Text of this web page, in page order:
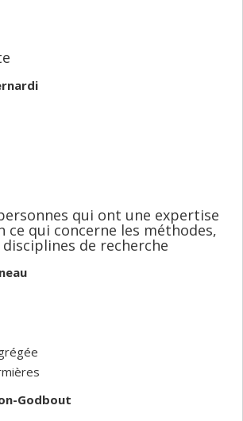
qui ont une expertise
ce qui concerne les méthodes,
de recherche
Godbout